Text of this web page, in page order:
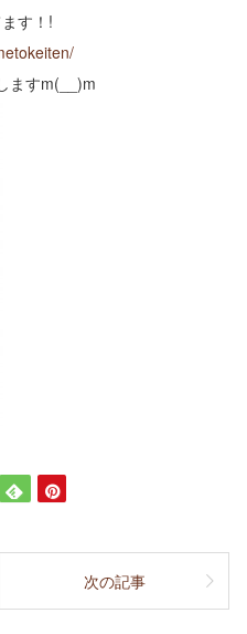
す！!
ますm(__)m
次の記事